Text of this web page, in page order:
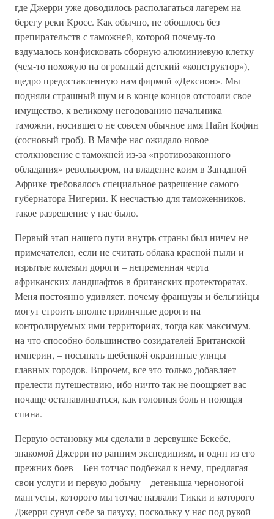
где Джерри уже доводилось располагаться лагерем на
берегу реки Кросс. Как обычно, не обошлось без
препирательств с таможней, которой почему-то
вздумалось конфисковать сборную алюминиевую клетку
(чем-то похожую на огромный детский «конструктор»),
щедро предоставленную нам фирмой «Дексион». Мы
подняли страшный шум и в конце концов отстояли свое
имущество, к великому негодованию начальника
таможни, носившего не совсем обычное имя Пайн Кофин
(сосновый гроб). В Мамфе нас ожидало новое
столкновение с таможней из-за «противозаконного
обладания» револьвером, на владение коим в Западной
Африке требовалось специальное разрешение самого
губернатора Нигерии. К несчастью для таможенников,
такое разрешение у нас было.
Первый этап нашего пути внутрь страны был ничем не
примечателен, если не считать облака красной пыли и
изрытые колеями дороги – непременная черта
африканских ландшафтов в британских протекторатах.
Меня постоянно удивляет, почему французы и бельгийцы
могут строить вполне приличные дороги на
контролируемых ими территориях, тогда как максимум,
на что способно большинство созидателей Британской
империи, – посыпать щебенкой окраинные улицы
главных городов. Впрочем, все это только добавляет
прелести путешествию, ибо ничто так не поощряет вас
почаще останавливаться, как головная боль и ноющая
спина.
Первую остановку мы сделали в деревушке Бекебе,
знакомой Джерри по ранним экспедициям, и один из его
прежних боев – Бен тотчас подбежал к нему, предлагая
свои услуги и первую добычу – детеныша черноногой
мангусты, которого мы тотчас назвали Тикки и которого
Джерри сунул себе за пазуху, поскольку у нас под рукой